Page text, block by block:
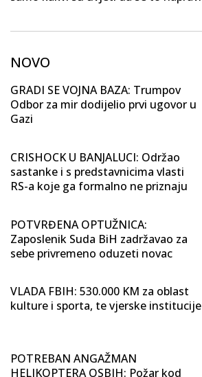
NOVO
GRADI SE VOJNA BAZA: Trumpov
Odbor za mir dodijelio prvi ugovor u
Gazi
CRISHOCK U BANJALUCI: Održao
sastanke i s predstavnicima vlasti
RS-a koje ga formalno ne priznaju
POTVRĐENA OPTUŽNICA:
Zaposlenik Suda BiH zadržavao za
sebe privremeno oduzeti novac
VLADA FBIH: 530.000 KM za oblast
kulture i sporta, te vjerske institucije
POTREBAN ANGAŽMAN
HELIKOPTERA OSBIH: Požar kod